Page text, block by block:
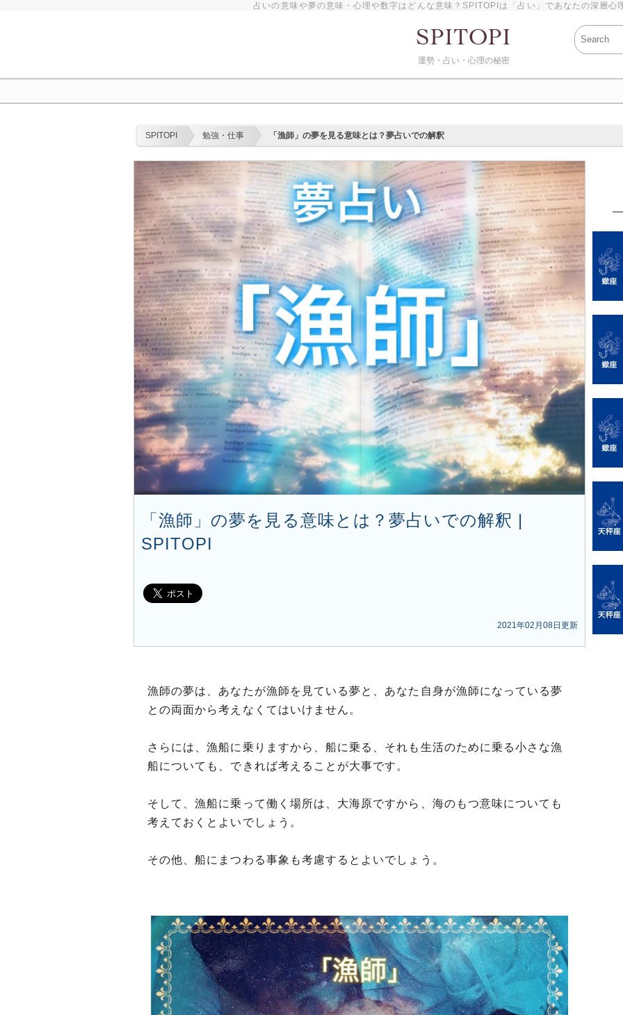
占いの意味や夢の意味・心理や数字はどんな意味？SPITOPIは「占い」であなたの深層心
運勢・占い・心理の秘密
SPITOPI 勉強・仕事 「漁師」の夢を見る意味とは？夢占いでの解釈
「漁師」の夢を見る意味とは？夢占いでの解釈 |
SPITOPI
2021年02月08日更新
漁師の夢は、あなたが漁師を見ている夢と、あなた自身が漁師になっている夢
との両面から考えなくてはいけません。
さらには、漁船に乗りますから、船に乗る、それも生活のために乗る小さな漁
船についても、できれば考えることが大事です。
そして、漁船に乗って働く場所は、大海原ですから、海のもつ意味についても
考えておくとよいでしょう。
その他、船にまつわる事象も考慮するとよいでしょう。